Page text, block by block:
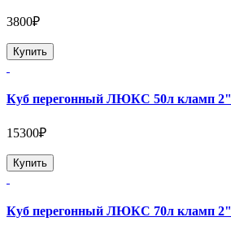
3800₽
Купить
Куб перегонный ЛЮКС 50л кламп 2"
15300₽
Купить
Куб перегонный ЛЮКС 70л кламп 2"